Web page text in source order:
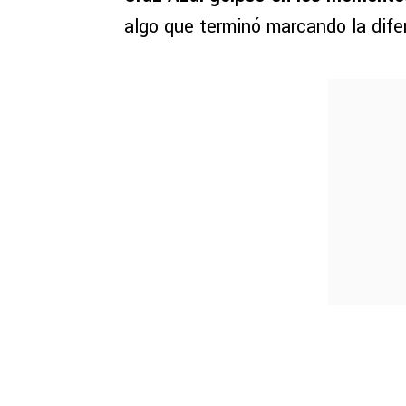
algo que terminó marcando la